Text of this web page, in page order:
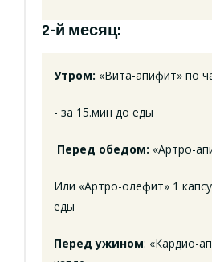
2-й месяц:
Утром: «Вита-апифит» по
- за 15.мин до еды
Перед обедом: «Артро-
Или «Артро-олефит» 1
еды
Перед ужином: «Кардио-